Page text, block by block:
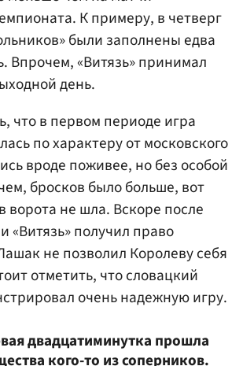
К примеру, в четверг
были заполнены едва
Впрочем, «Витязь» принимал
день.
что в первом периоде игра
по характеру от московского
вроде поживее, но без особой
бросков было больше, вот
ворота не шла. Вскоре после
«Витязь» получил право
не позволил Королеву себя
отметить, что словацкий
очень надежную игру.
двадцатиминутка прошла
кого-то из соперников.